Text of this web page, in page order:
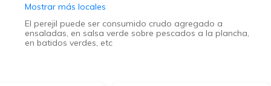
Mostrar más locales
El perejil puede ser consumido crudo agregado a
ensaladas, en salsa verde sobre pescados a la plancha,
en batidos verdes, etc